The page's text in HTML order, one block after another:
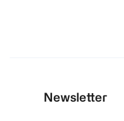
Newsletter